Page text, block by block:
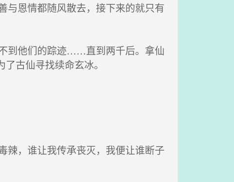
恩情都随风散去，接下来的就只有
到他们的踪迹……直到两千后。拿仙
古仙寻找续命玄冰。
，谁让我传承丧灭，我便让谁断子